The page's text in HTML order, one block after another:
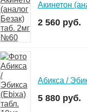
Акинетон
2 560 руб.
Абикса /
5 880 руб.